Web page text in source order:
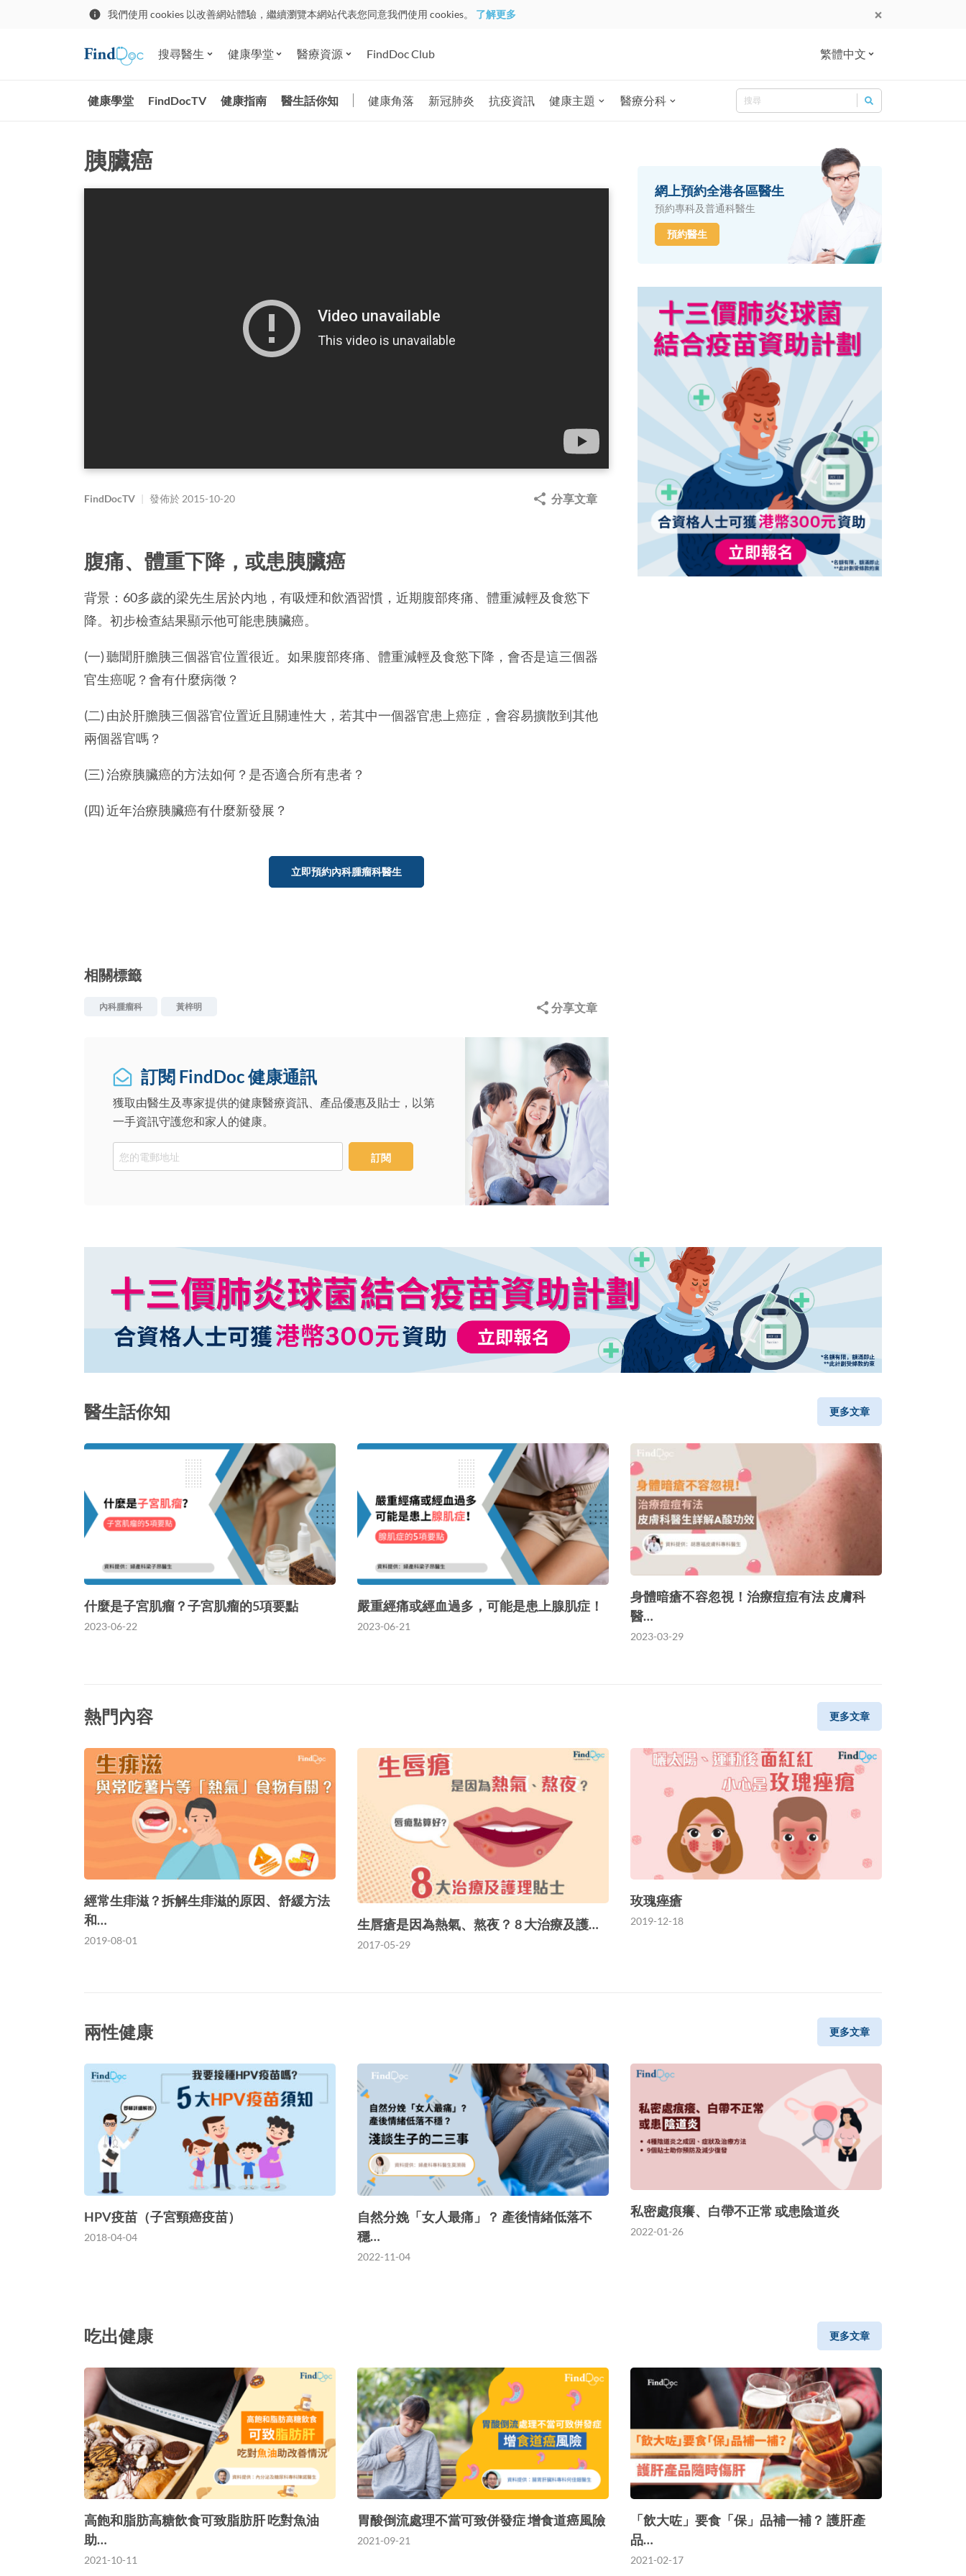
我們使用 cookies 以改善網站體驗，繼續瀏覽本網站代表您同意我們使用 cookies。 了解更多
搜尋醫生 健康學堂 醫療資源 FindDoc Club 繁體中文
健康學堂 FindDocTV 健康指南 醫生話你知 健康角落 新冠肺炎 抗疫資訊 健康主題 醫療分科
Search for:
Search
胰臟癌
FindDocTV | 發佈於 2015-10-20 分享文章
腹痛、體重下降，或患胰臟癌
背景：60多歲的梁先生居於内地，有吸煙和飲酒習慣，近期腹部疼痛、體重減輕及食慾下
降。初步檢查結果顯示他可能患胰臟癌。
(一) 聽聞肝膽胰三個器官位置很近。如果腹部疼痛、體重減輕及食慾下降，會否是這三個器
官生癌呢？會有什麼病徵？
(二) 由於肝膽胰三個器官位置近且關連性大，若其中一個器官患上癌症，會容易擴散到其他
兩個器官嗎？
(三) 治療胰臟癌的方法如何？是否適合所有患者？
(四) 近年治療胰臟癌有什麼新發展？
立即預約內科腫瘤科醫生
相關標籤
內科腫瘤科 黃梓明 分享文章
訂閱 FindDoc 健康通訊
獲取由醫生及專家提供的健康醫療資訊、產品優惠及貼士，以第
一手資訊守護您和家人的健康。
Email
訂閱
網上預約全港各區醫生
預約專科及普通科醫生
預約醫生
醫生話你知 更多文章
什麼是子宮肌瘤？子宮肌瘤的5項要點
2023-06-22
嚴重經痛或經血過多，可能是患上腺肌症！
2023-06-21
身體暗瘡不容忽視！治療痘痘有法 皮膚科
醫…
2023-03-29
熱門內容 更多文章
經常生痱滋？拆解生痱滋的原因、舒緩方法
和…
2019-08-01
生唇瘡是因為熱氣、熬夜？ 8 大治療及護…
2017-05-29
玫瑰痤瘡
2019-12-18
兩性健康 更多文章
HPV疫苗（子宮頸癌疫苗）
2018-04-04
自然分娩「女人最痛」？ 產後情緒低落不
穩…
2022-11-04
私密處痕癢、白帶不正常 或患陰道炎
2022-01-26
吃出健康 更多文章
高飽和脂肪高糖飲食可致脂肪肝 吃對魚油
助…
2021-10-11
胃酸倒流處理不當可致併發症 增食道癌風險
2021-09-21
「飲大咗」要食「保」品補一補？ 護肝產
品…
2021-02-17